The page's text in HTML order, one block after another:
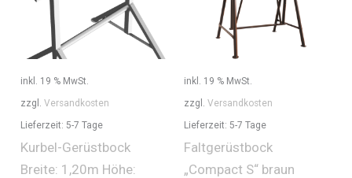
inkl. 19 % MwSt.
zzgl.Versandkosten
Lieferzeit: 5-7 Tage
Kurbel-Gerüstbock
Breite: 1,20m Höhe:
inkl. 19 % MwSt.
zzgl. Versandkosten
Lieferzeit: 5-7 Tage
Faltgerüstbock
„Compact S“ braun